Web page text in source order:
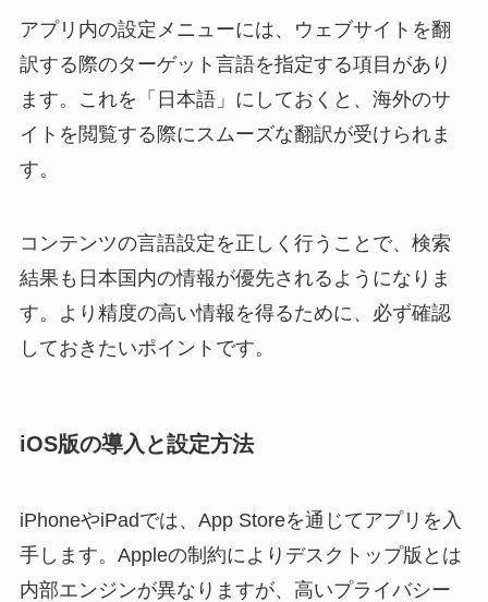
アプリ内の設定メニューには、ウェブサイトを翻
訳する際のターゲット言語を指定する項目があり
ます。これを「日本語」にしておくと、海外のサ
イトを閲覧する際にスムーズな翻訳が受けられま
す。
コンテンツの言語設定を正しく行うことで、検索
結果も日本国内の情報が優先されるようになりま
す。より精度の高い情報を得るために、必ず確認
しておきたいポイントです。
iOS版の導入と設定方法
iPhoneやiPadでは、App Storeを通じてアプリを入
手します。Appleの制約によりデスクトップ版とは
内部エンジンが異なりますが、高いプライバシー